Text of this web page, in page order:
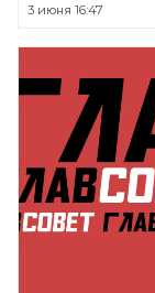
3 июня 16:47